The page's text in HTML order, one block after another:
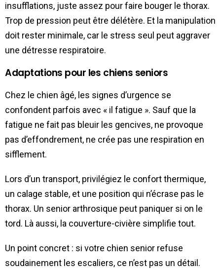
insufflations, juste assez pour faire bouger le thorax.
Trop de pression peut être délétère. Et la manipulation
doit rester minimale, car le stress seul peut aggraver
une détresse respiratoire.
Adaptations pour les chiens seniors
Chez le chien âgé, les signes d’urgence se
confondent parfois avec « il fatigue ». Sauf que la
fatigue ne fait pas bleuir les gencives, ne provoque
pas d’effondrement, ne crée pas une respiration en
sifflement.
Lors d’un transport, privilégiez le confort thermique,
un calage stable, et une position qui n’écrase pas le
thorax. Un senior arthrosique peut paniquer si on le
tord. Là aussi, la couverture-civière simplifie tout.
Un point concret : si votre chien senior refuse
soudainement les escaliers, ce n’est pas un détail.